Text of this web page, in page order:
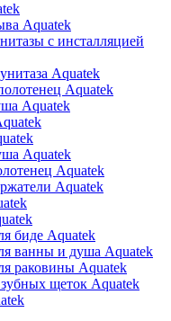
Aquatek
с инсталляцией
Aquatek
Aquatek
Aquatek
Aquatek
Aquatek
Aquatek
биде Aquatek
ванны и душа Aquatek
раковины Aquatek
щеток Aquatek